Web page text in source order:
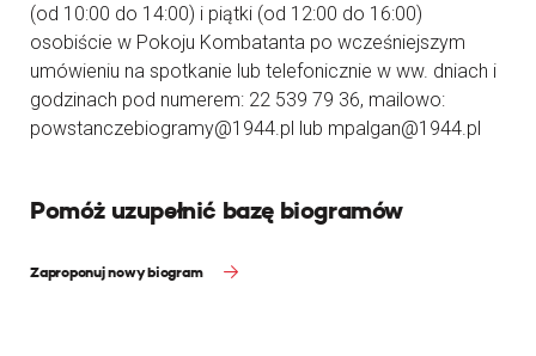
(od 10:00 do 14:00) i piątki (od 12:00 do 16:00)
osobiście w Pokoju Kombatanta po wcześniejszym
umówieniu na spotkanie lub telefonicznie w ww. dniach i
godzinach pod numerem: 22 539 79 36, mailowo:
powstanczebiogramy@1944.pl lub mpalgan@1944.pl
Pomóż uzupełnić bazę biogramów
Zaproponuj nowy biogram